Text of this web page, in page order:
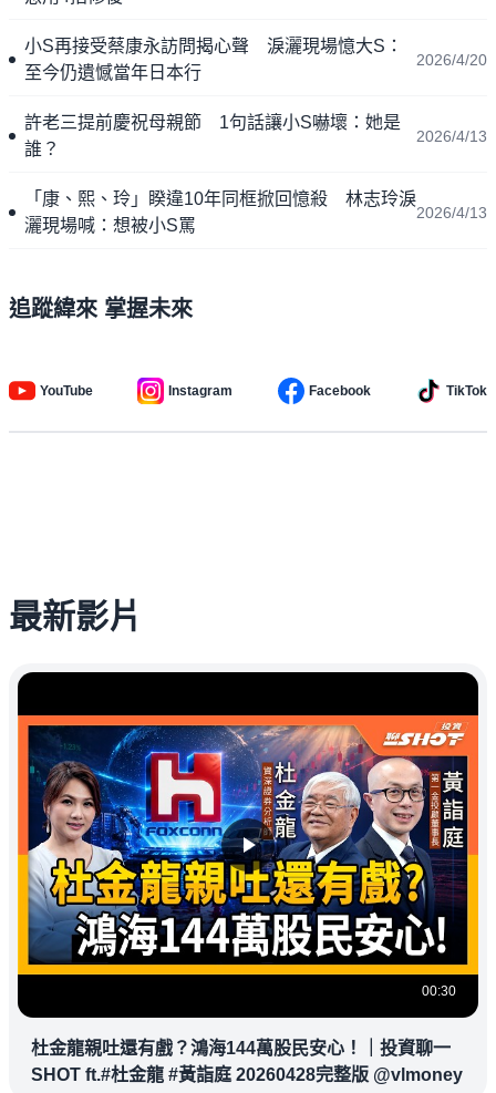
小S再接受蔡康永訪問揭心聲 淚灑現場憶大S：
至今仍遺憾當年日本行
2026/4/20
許老三提前慶祝母親節 1句話讓小S嚇壞：她是
誰？
2026/4/13
「康、熙、玲」睽違10年同框掀回憶殺 林志玲淚
灑現場喊：想被小S罵
2026/4/13
追蹤緯來 掌握未來
YouTube Instagram Facebook TikTok
最新影片
00:30
杜金龍親吐還有戲？鴻海144萬股民安心！｜投資聊一
SHOT ft.#杜金龍 #黃詣庭 20260428完整版 @vlmoney